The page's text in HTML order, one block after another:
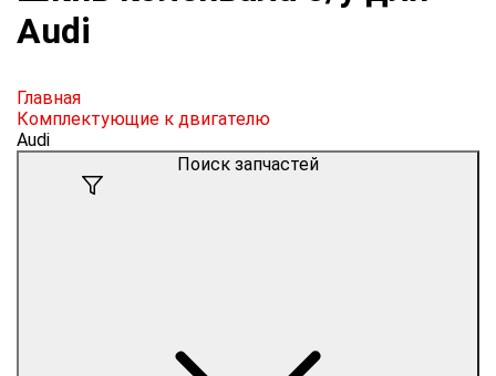
Audi
Главная
Комплектующие к двигателю
Audi
Поиск запчастей